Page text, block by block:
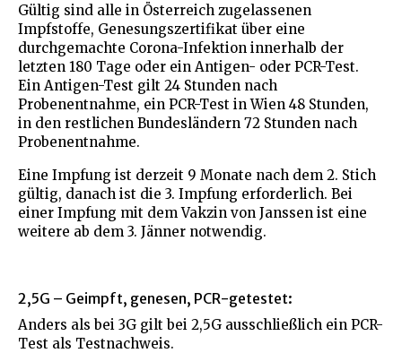
Gültig sind alle in Österreich zugelassenen
Impfstoffe, Genesungszertifikat über eine
durchgemachte Corona-Infektion innerhalb der
letzten 180 Tage oder ein Antigen- oder PCR-Test.
Ein Antigen-Test gilt 24 Stunden nach
Probenentnahme, ein PCR-Test in Wien 48 Stunden,
in den restlichen Bundesländern 72 Stunden nach
Probenentnahme.
Eine Impfung ist derzeit 9 Monate nach dem 2. Stich
gültig, danach ist die 3. Impfung erforderlich. Bei
einer Impfung mit dem Vakzin von Janssen ist eine
weitere ab dem 3. Jänner notwendig.
2,5G – Geimpft, genesen, PCR-getestet:
Anders als bei 3G gilt bei 2,5G ausschließlich ein PCR-
Test als Testnachweis.